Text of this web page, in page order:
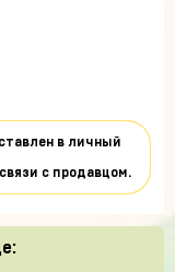
в личный
с продавцом.